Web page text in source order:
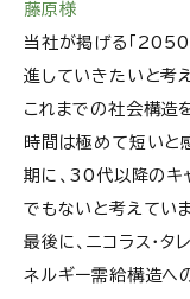
藤原様
当社が掲げる「2050
進していきたいと考
これまでの社会構造
時間は極めて短いと
期に、30代以降のキ
でもないと考えていま
最後に、ニコラス・タ
ネルギー需給構造へ